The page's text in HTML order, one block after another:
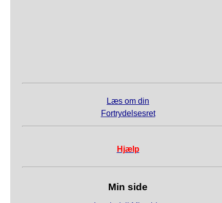
Læs om din
Fortrydelsesret
Hjælp
Min side